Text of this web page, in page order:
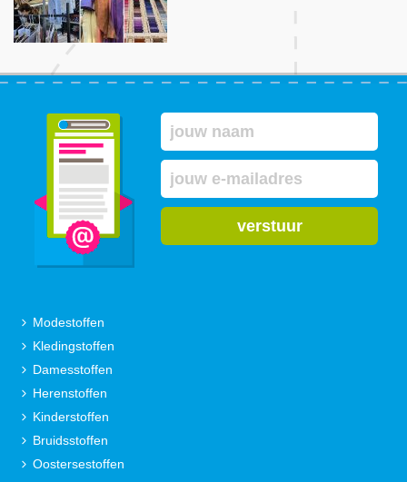
verstuur
Modestoffen
Kledingstoffen
Damesstoffen
Herenstoffen
Kinderstoffen
Bruidsstoffen
Oostersestoffen